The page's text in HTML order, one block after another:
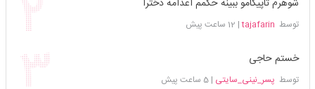
توسط tajafarin
| 12 ساعت پیش
خستم حاجی
توسط پسر_نینی_سایتی |5 ساعت پیش